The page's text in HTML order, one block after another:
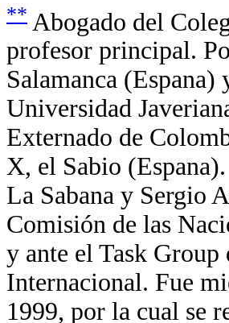
** Abogado del
profesor principal.
Salamanca
Universidad
Externado de
X, el Sabio
La Sabana y Sergio
Comisión de las
y ante el Task
Internacional. Fue
1999, por la cual se